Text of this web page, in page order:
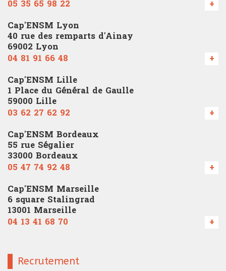
05 35 65 98 22
+
Cap'ENSM Lyon
40 rue des remparts d'Ainay
69002 Lyon
04 81 91 66 48
+
Cap'ENSM Lille
1 Place du Général de Gaulle
59000 Lille
03 62 27 62 92
+
Cap'ENSM Bordeaux
55 rue Ségalier
33000 Bordeaux
05 47 74 92 48
+
Cap'ENSM Marseille
6 square Stalingrad
13001 Marseille
04 13 41 68 70 +
Recrutement